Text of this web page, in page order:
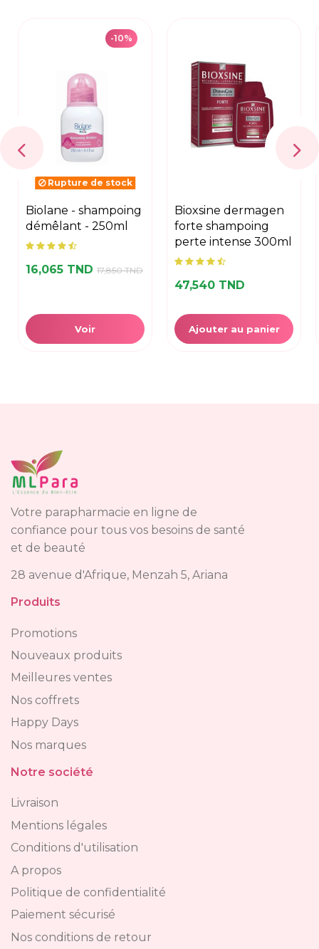
-10%
Rupture de stock
biolane - shampoing
démêlant - 250ml
16,065 TND 17,850 TND
Voir
bioxsine dermagen
forte shampoing
perte intense 300ml
47,540 TND
Ajouter au panier
Votre parapharmacie en ligne de
confiance pour tous vos besoins de santé
et de beauté
28 avenue d'Afrique, Menzah 5, Ariana
Produits
Promotions
Nouveaux produits
Meilleures ventes
Nos coffrets
Happy Days
Nos marques
Notre société
Livraison
Mentions légales
Conditions d'utilisation
A propos
Politique de confidentialité
Paiement sécurisé
Nos conditions de retour